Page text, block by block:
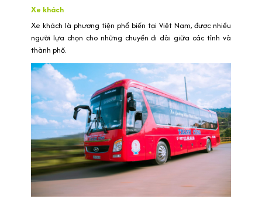
Xe khách
Xe khách là phương tiện phổ biến tại Việt Nam, được nhiều
người lựa chọn cho những chuyến đi dài giữa các tỉnh và
thành phố.